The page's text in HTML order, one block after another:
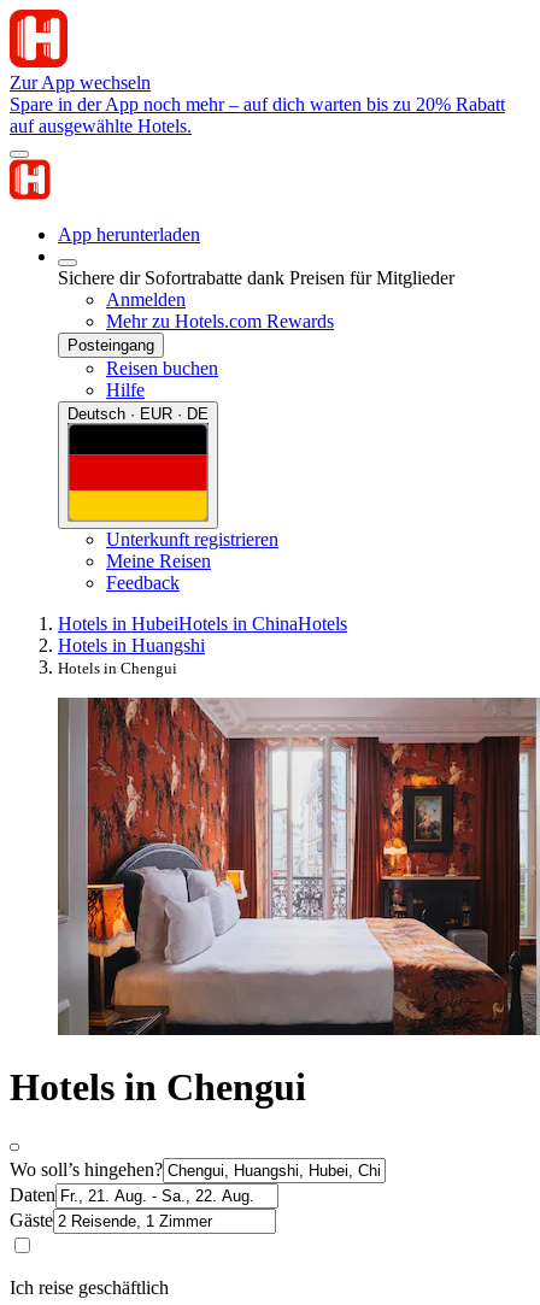
Zur App wechseln
Spare in der App noch mehr – auf dich warten bis zu 20% Rabatt
auf ausgewählte Hotels.
App herunterladen
Sichere dir Sofortrabatte dank Preisen für Mitglieder
Anmelden
Mehr zu Hotels.com Rewards
Posteingang
Reisen buchen
Hilfe
Deutsch · EUR · DE
Unterkunft registrieren
Meine Reisen
Feedback
Hotels in HubeiHotels in ChinaHotels
Hotels in Huangshi
Hotels in Chengui
Hotels in Chengui
Wo soll’s hingehen?
Daten
Gäste
Ich reise geschäftlich